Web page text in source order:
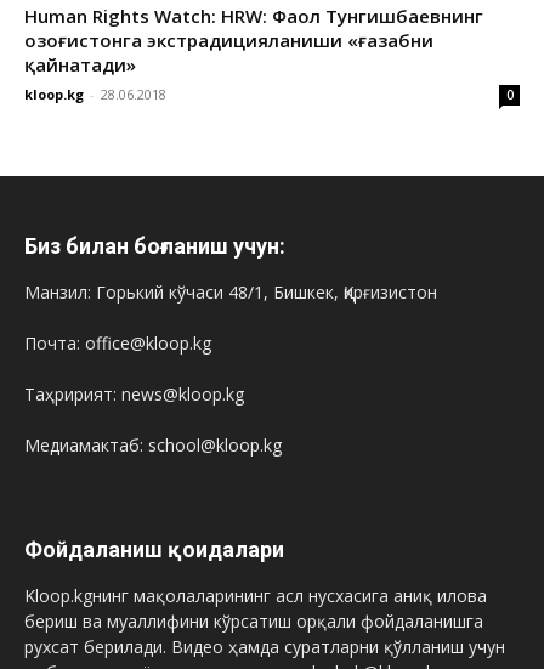
Human Rights Watch: HRW: Фаол Тунгишбаевнинг
Қозоғистонга экстрадицияланиши «ғазабни
қайнатади»
kloop.kg - 28.06.2018 0
Биз билан боғланиш учун:
Манзил: Горький кўчаси 48/1, Бишкек, Қирғизистон
Почта: office@kloop.kg
Таҳририят: news@kloop.kg
Медиамактаб: school@kloop.kg
Фойдаланиш қоидалари
Kloop.kgнинг мақолаларининг асл нусхасига аниқ илова
бериш ва муаллифини кўрсатиш орқали фойдаланишга
рухсат берилади. Видео ҳамда суратларни қўлланиш учун